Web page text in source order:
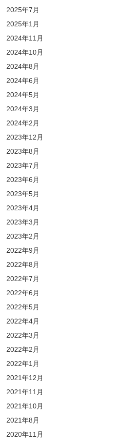
2025年7月
2025年1月
2024年11月
2024年10月
2024年8月
2024年6月
2024年5月
2024年3月
2024年2月
2023年12月
2023年8月
2023年7月
2023年6月
2023年5月
2023年4月
2023年3月
2023年2月
2022年9月
2022年8月
2022年7月
2022年6月
2022年5月
2022年4月
2022年3月
2022年2月
2022年1月
2021年12月
2021年11月
2021年10月
2021年8月
2020年11月